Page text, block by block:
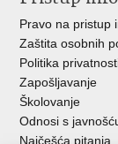
Pravo na pristup
Zaštita osobnih
Politika
Zapošljavanje
Školovanje
Odnosi s
Najčešća pitanja